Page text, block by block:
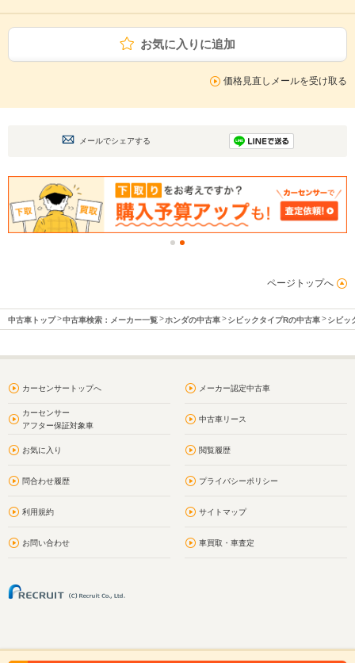
お気に入りに追加
価格見直しメールを受け取る
メールでシェアする
ページトップへ
中古車トップ 中古車検索：メーカー一覧 ホンダの中古車 シビックタイプRの中古車 シビッ
カーセンサートップへ メーカー認定中古車
カーセンサー
アフター保証対象車
中古車リース
お気に入り 閲覧履歴
問合わせ履歴 プライバシーポリシー
利用規約 サイトマップ
お問い合わせ 車買取・車査定